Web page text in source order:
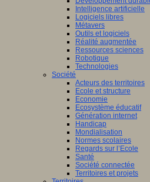
Intelligence artificielle
Logiciels libres
Métavers
Outils et logiciels
Réalité augmentée
Ressources sciences
Robotique
Technologies
Société
Acteurs des territoires
Ecole et structure
Economie
Ecosystème éducatif
Génération internet
Handicap
Mondialisation
Normes scolaires
Regards sur l’Ecole
Santé
Société connectée
Territoires et projets